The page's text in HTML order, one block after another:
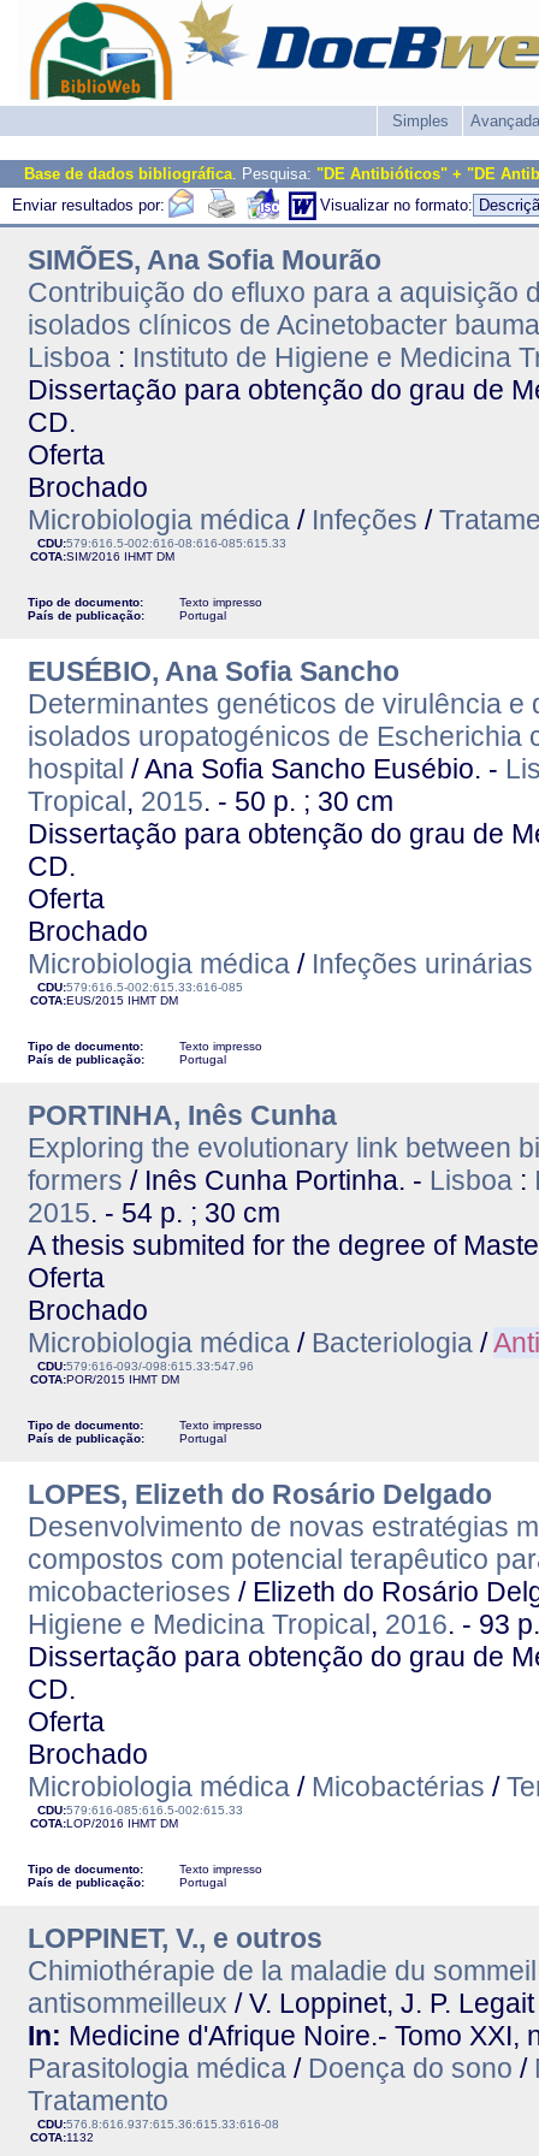
Simples Avançada
Base de dados bibliográfica. Pesquisa: "DE Antibióticos" + "DE
Enviar resultados por:
Visualizar no formato:
SIMÕES, Ana Sofia Mourão
Contribuição do efluxo para a aquisição
isolados clínicos de Acinetobacter
Lisboa : Instituto de Higiene e Medicina
Dissertação para obtenção do grau de
CD.
Oferta
Brochado
Microbiologia médica / Infeções /
CDU:579:616.5-002:616-08:616-085:615.33
COTA:SIM/2016 IHMT DM
Tipo de documento:
Texto impresso
País de publicação:
Portugal
EUSÉBIO, Ana Sofia Sancho
Determinantes genéticos de virulência
isolados uropatogénicos de Escherichia
hospital / Ana Sofia Sancho Eusébio. -
Tropical, 2015. - 50 p. ; 30 cm
Dissertação para obtenção do grau de
CD.
Oferta
Brochado
Microbiologia médica / Infeções urinárias
CDU:579:616.5-002:615.33:616-085
COTA:EUS/2015 IHMT DM
Tipo de documento:
Texto impresso
País de publicação:
Portugal
PORTINHA, Inês Cunha
Exploring the evolutionary link between
formers / Inês Cunha Portinha. - Lisboa :
2015. - 54 p. ; 30 cm
A thesis submited for the degree of
Oferta
Brochado
Microbiologia médica / Bacteriologia /
CDU:579:616-093/-098:615.33:547.96
COTA:POR/2015 IHMT DM
Tipo de documento:
Texto impresso
País de publicação:
Portugal
LOPES, Elizeth do Rosário Delgado
Desenvolvimento de novas estratégias
compostos com potencial terapêutico
micobacterioses / Elizeth do Rosário
Higiene e Medicina Tropical, 2016. - 93
Dissertação para obtenção do grau de
CD.
Oferta
Brochado
Microbiologia médica / Micobactérias /
CDU:579:616-085:616.5-002:615.33
COTA:LOP/2016 IHMT DM
Tipo de documento:
Texto impresso
País de publicação:
Portugal
LOPPINET, V., e outros
Chimiothérapie de la maladie du
antisommeilleux / V. Loppinet, J. P. Legait
In: Medicine d'Afrique Noire.- Tomo XXI,
Parasitologia médica / Doença do sono /
Tratamento
CDU:576.8:616.937:615.36:615.33:616-08
COTA:1132